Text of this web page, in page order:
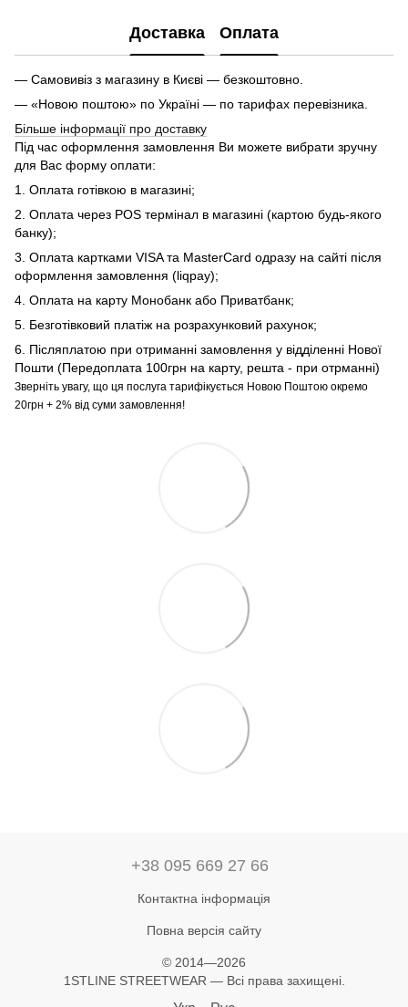
Доставка Оплата
— Самовивіз з магазину в Києві — безкоштовно.
— «Новою поштою» по Україні — по тарифах перевізника.
Більше інформації про доставку
Під час оформлення замовлення Ви можете вибрати зручну
для Вас форму оплати:
1. Оплата готівкою в магазині;
2. Оплата через POS термінал в магазині (картою будь-якого
банку);
3. Оплата картками VISA та MasterCard одразу на сайті після
оформлення замовлення (liqpay);
4. Оплата на карту Монобанк або Приватбанк;
5. Безготівковий платіж на розрахунковий рахунок;
6. Післяплатою при отриманні замовлення у відділенні Нової
Пошти (Передоплата 100грн на карту, решта - при отрманні)
Зверніть увагу, що ця послуга тарифікується Новою Поштою окремо
20грн + 2% від суми замовлення!
+38 095 669 27 66
Контактна інформація
Повна версія сайту
© 2014—2026
1STLINE STREETWEAR — Всі права захищені.